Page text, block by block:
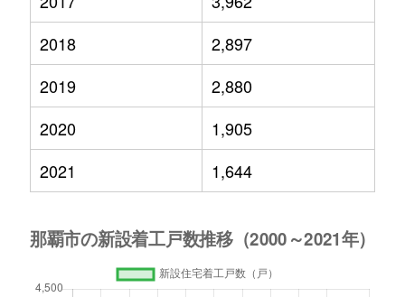
2018
2,897
2019
2,880
2020
1,905
2021
1,644